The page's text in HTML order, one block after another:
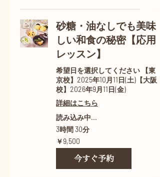
砂糖・油なしでも美味
しい和食の秘密【応用
レッスン】
希望日を選択してください 【東
京校】2025年10月11日(土)【大阪
校】2026年9月11日(金)
詳細はこちら
読み込み中...
3時間 30分
9,500
円
￥9,500
今すぐ予約